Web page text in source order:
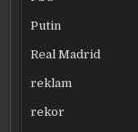
Putin
Real Madrid
reklam
rekor